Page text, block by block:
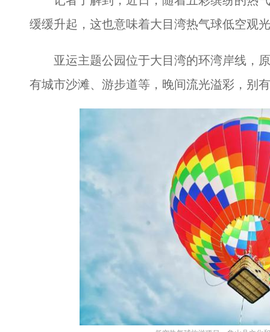
缓缓升起，这也意味着大目湾热气球低空观
亚运主题公园位于大目湾的环湾岸线，原
有城市沙滩、游步道等，晚间流光溢彩，别